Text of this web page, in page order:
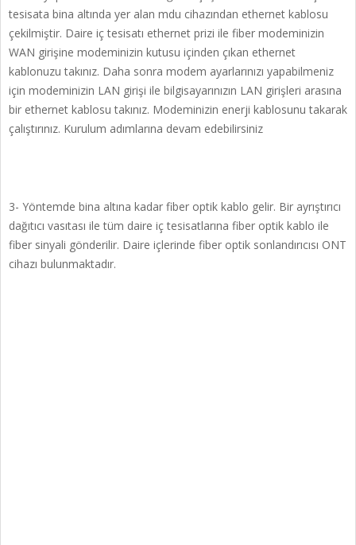
tesisata bina altında yer alan mdu cihazından ethernet kablosu
çekilmiştir. Daire iç tesisatı ethernet prizi ile fiber modeminizin
WAN girişine modeminizin kutusu içinden çıkan ethernet
kablonuzu takınız. Daha sonra modem ayarlarınızı yapabilmeniz
için modeminizin LAN girişi ile bilgisayarınızın LAN girişleri arasına
bir ethernet kablosu takınız. Modeminizin enerji kablosunu takarak
çalıştırınız. Kurulum adımlarına devam edebilirsiniz
3- Yöntemde bina altına kadar fiber optik kablo gelir. Bir ayrıştırıcı
dağıtıcı vasıtası ile tüm daire iç tesisatlarına fiber optik kablo ile
fiber sinyali gönderilir. Daire içlerinde fiber optik sonlandırıcısı ONT
cihazı bulunmaktadır.